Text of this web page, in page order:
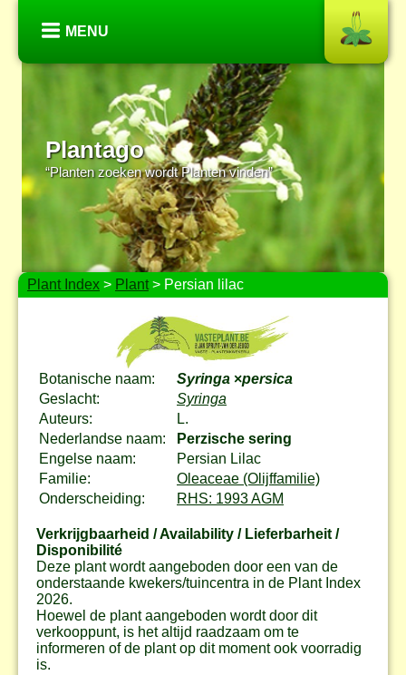
MENU
Plantago
“Planten zoeken wordt Planten vinden”
Plant Index > Plant> Persian lilac
Botanische naam: Syringa ×persica
Geslacht:
Syringa
Auteurs:
L.
Nederlandse naam:
Perzische sering
Engelse naam:
Persian Lilac
Familie:
Oleaceae (Olijffamilie)
Onderscheiding:
RHS: 1993 AGM
Verkrijgbaarheid / Availability / Lieferbarheit /
Disponibilité
Deze plant wordt aangeboden door een van de
onderstaande kwekers/tuincentra in de Plant Index
2026.
Hoewel de plant aangeboden wordt door dit
verkooppunt, is het altijd raadzaam om te
informeren of de plant op dit moment ook voorradig
is.